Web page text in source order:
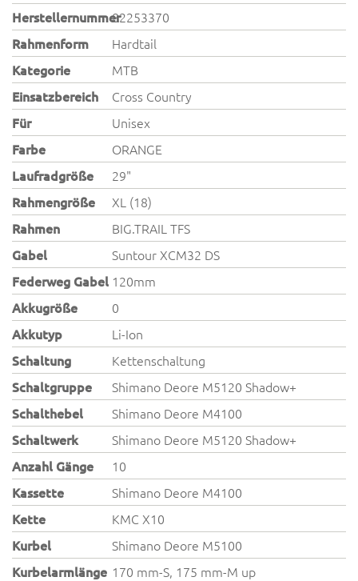
Herstellernummer82253370
Rahmenform
Hardtail
Kategorie
MTB
Einsatzbereich
Cross Country
Für
Unisex
Farbe
ORANGE
Laufradgröße
29"
Rahmengröße
XL (18)
Rahmen
BIG.TRAIL TFS
Gabel
Suntour XCM32 DS
Federweg Gabel 120mm
Akkugröße
0
Akkutyp
Li-Ion
Schaltung
Kettenschaltung
Schaltgruppe
Shimano Deore M5120 Shadow+
Schalthebel
Shimano Deore M4100
Schaltwerk
Shimano Deore M5120 Shadow+
Anzahl Gänge
10
Kassette
Shimano Deore M4100
Kette
KMC X10
Kurbel
Shimano Deore M5100
Kurbelarmlänge 170 mm-S, 175 mm-M up